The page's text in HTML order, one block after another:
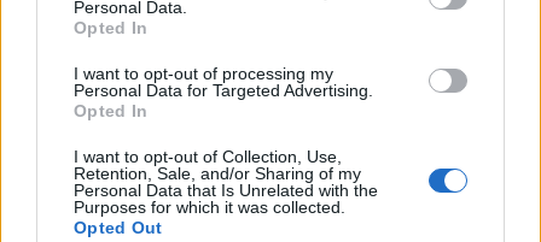
Personal Data.
Opted In
I want to opt-out of processing my
Personal Data for Targeted Advertising.
Opted In
I want to opt-out of Collection, Use,
Retention, Sale, and/or Sharing of my
Personal Data that Is Unrelated with the
Purposes for which it was collected.
Opted Out
È ancora presto. Arriverà di qui a qualche
settimana, forse qualche mese. Comunque
decideremo sempre d’accordo con il Comune di
comunicare le varie date e le tappe“. Per concludere,
paventata minore di quella dell’Olimpico
No, la
stiamo quantificando in base ai parametri che stiamo
scoprendo“.